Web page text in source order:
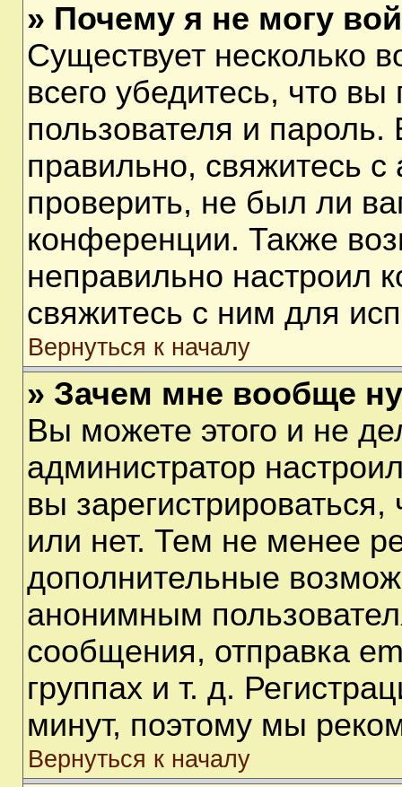
» Почему я не могу
Существует несколько
всего убедитесь, что
пользователя и
правильно, свяжитесь
проверить, не был ли
конференции. Также
неправильно настроил
свяжитесь с ним для
Вернуться к началу
» Зачем мне вообще
Вы можете этого и не
администратор
вы
или нет. Тем не менее
дополнительные
анонимным
сообщения, отправка
группах и т. д.
минут, поэтому мы
Вернуться к началу